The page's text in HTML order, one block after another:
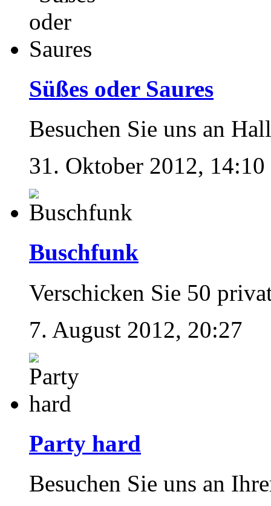
Süßes oder Saures
Besuchen Sie uns an
31. Oktober 2012, 14:10
Buschfunk
Verschicken Sie 50
7. August 2012, 20:27
Party hard
Besuchen Sie uns an